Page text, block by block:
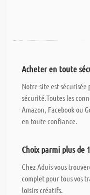
Acheter en toute
Notre site est sécurisée
sécurité.Toutes les
Amazon, Facebook ou
en toute confiance.
Choix parmi plus de
Chez Aduis vous
complet pour tous vos
loisirs créatifs.